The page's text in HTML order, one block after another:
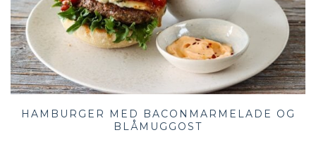
HAMBURGER MED BACONMARMELADE OG
BLÅMUGGOST